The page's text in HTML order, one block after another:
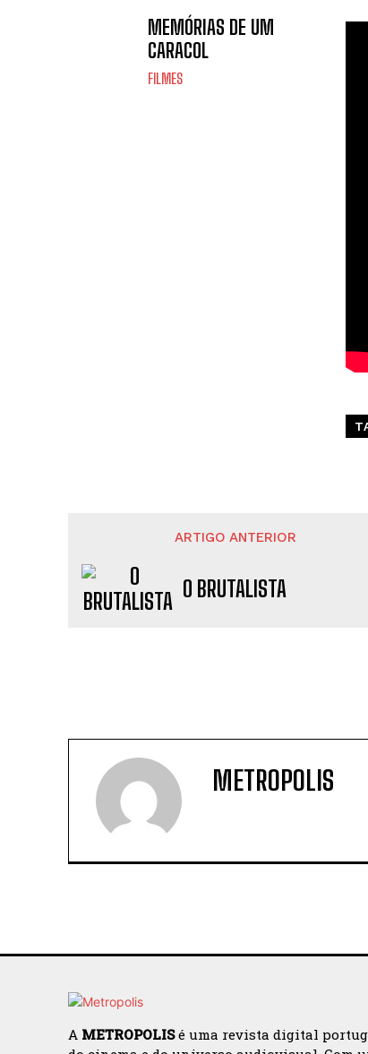
MEMÓRIAS DE UM
CARACOL
FILMES
ARTIGO ANTERIOR
O BRUTALISTA
METROPOLIS
A METROPOLISé uma revista digital